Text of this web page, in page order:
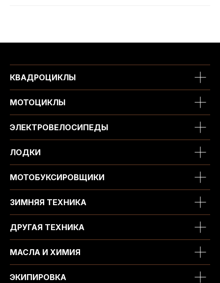
КВАДРОЦИКЛЫ
МОТОЦИКЛЫ
ЭЛЕКТРОВЕЛОСИПЕДЫ
ЛОДКИ
МОТОБУКСИРОВЩИКИ
ЗИМНЯЯ ТЕХНИКА
ДРУГАЯ ТЕХНИКА
МАСЛА И ХИМИЯ
ЭКИПИРОВКА